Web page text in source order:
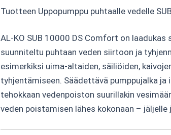
Tuotteen Uppopumppu puhtaalle vedelle
AL-KO SUB 10000 DS Comfort on laadukas
suunniteltu puhtaan veden siirtoon ja
esimerkiksi uima-altaiden, säiliöiden,
tyhjentämiseen. Säädettävä pumppujalka
tehokkaan vedenpoiston suurillakin
veden poistamisen lähes kokonaan – jäljelle